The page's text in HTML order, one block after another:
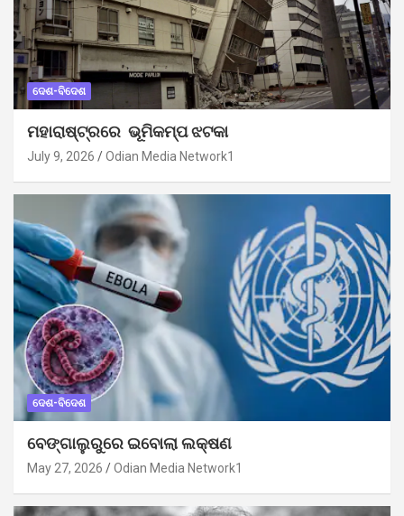
ଦେଶ-ବିଦେଶ
ମହାରାଷ୍ଟ୍ରରେ ଭୂମିକମ୍ପ ଝଟକା
July 9, 2026 Odian Media Network1
ଦେଶ-ବିଦେଶ
ବେଙ୍ଗାଲୁରୁରେ ଇବୋଲା ଲକ୍ଷଣ
May 27, 2026 Odian Media Network1